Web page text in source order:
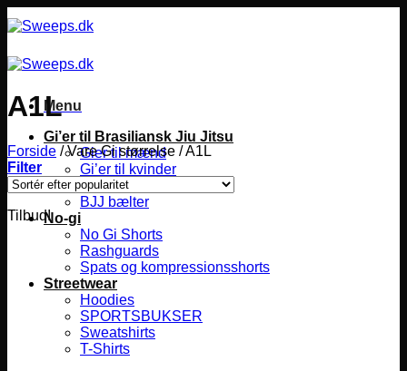
til
Menu
Gi’er til Brasiliansk Jiu Jitsu
Gier til mænd
Gi’er til kvinder
Gier til børn
BJJ bælter
No-gi
No Gi Shorts
Rashguards
Spats og kompressionsshorts
Streetwear
Hoodies
SPORTSBUKSER
Sweatshirts
T-Shirts
A1L
Forside /Vare Gi størrelse /A1L
Filter
Tilbud!